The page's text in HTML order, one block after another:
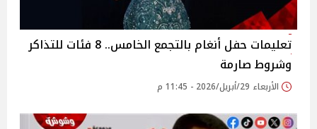
تعليمات حفل أنغام بالتجمع الخامس.. 8 فئات للتذاكر
وشروط صارمة
الأربعاء 29/أبريل/2026 - 11:45 م